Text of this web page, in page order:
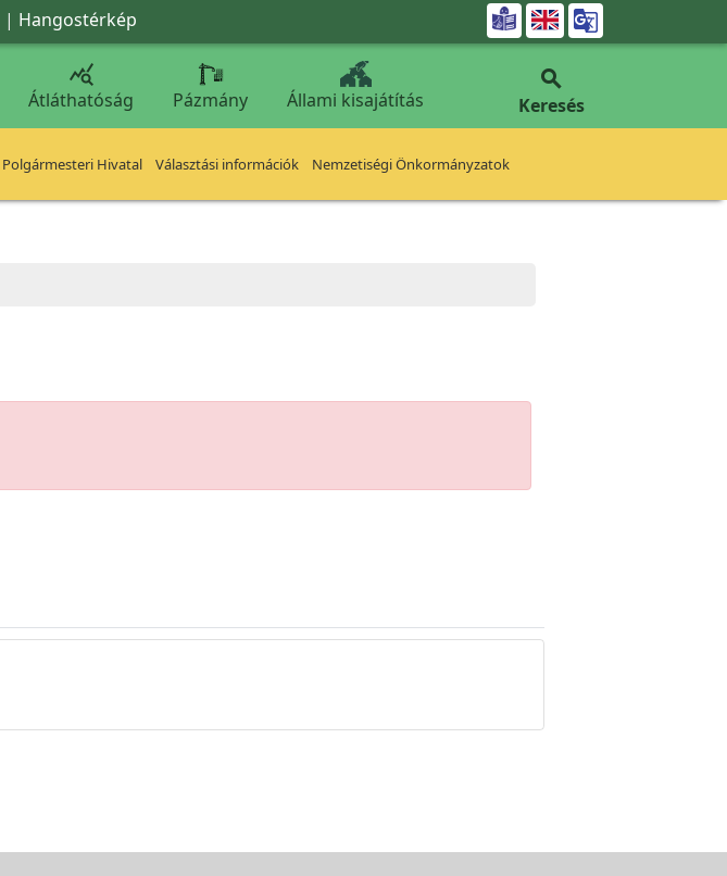
| Hangostérkép 

Átláthatóság Pázmány Állami kisajátítás

Keresés
Polgármesteri Hivatal Választási információk Nemzetiségi Önkormányzatok